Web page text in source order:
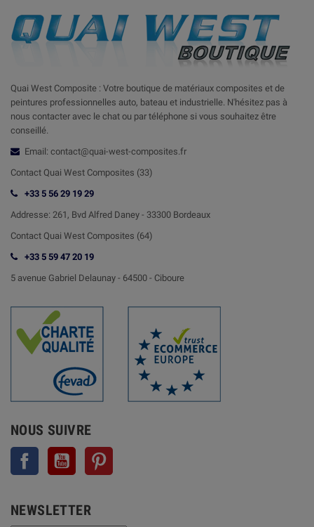
Quai West Composite : Votre boutique de matériaux composites et de
peintures professionnelles auto, bateau et industrielle. N'hésitez pas à
nous contacter avec le chat ou par téléphone si vous souhaitez être
conseillé.
Email: contact@quai-west-composites.fr
Contact Quai West Composites (33)
+33 5 56 29 19 29
Addresse: 261, Bvd Alfred Daney - 33300 Bordeaux
Contact Quai West Composites (64)
+33 5 59 47 20 19
5 avenue Gabriel Delaunay - 64500 - Ciboure
NOUS SUIVRE
Facebook YouTube
NEWSLETTER